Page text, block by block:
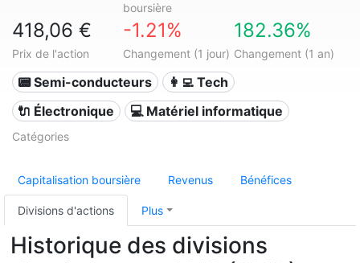
boursière
418,06 €
Prix de l'action
-1.21%
Changement (1 jour)
182.36%
Changement (1 an)
📟 Semi-conducteurs
👩‍💻 Tech
🔌 Électronique
💻 Matériel informatique
Catégories
Capitalisation boursière Revenus Bénéfices
Divisions d'actions Plus
Historique des divisions